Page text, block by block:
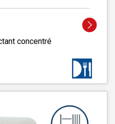
concentré